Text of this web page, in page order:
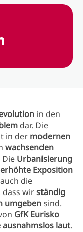
in den
dar. Die
in der modernen
wachsenden
Urbanisierung
erhöhte Exposition
die
wirständig
umgebensind.
GfK Eurisko
laut.